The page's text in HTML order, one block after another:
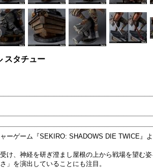
スタチュー
ーゲーム『SEKIRO: SHADOWS DIE TWICE』
け、神経を研ぎ澄まし屋根の上から戦場を望む
」を演出していることにも注目。